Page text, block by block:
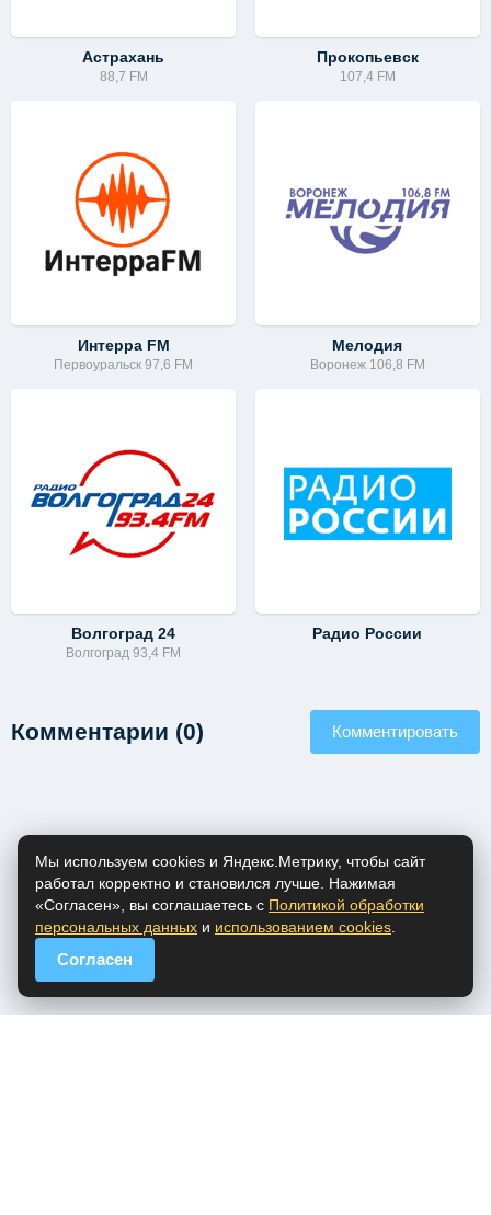
Астрахань
88,7 FM
Прокопьевск
107,4 FM
Интерра FM
Первоуральск 97,6 FM
Мелодия
Воронеж 106,8 FM
Волгоград 24
Волгоград 93,4 FM
Радио России
Комментарии (0) Комментировать
Мы используем cookies и Яндекс.Метрику, чтобы сайт
работал корректно и становился лучше. Нажимая
«Согласен», вы соглашаетесь с Политикой обработки
персональных данных и использованием cookies
Согласен